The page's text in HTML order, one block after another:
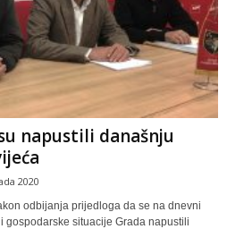
napustili današnju
2020
odbijanja prijedloga da se na dnevni
gospodarske situacije Grada napustili